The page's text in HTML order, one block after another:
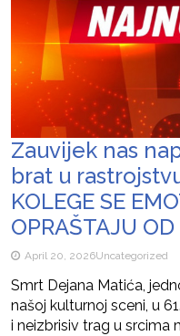
Zauvijek nas
brat u
KOLEGE SE
OPRAŠTAJU OD
April 20, 2026Uncategorized
Smrt Dejana Matića,
našoj kulturnoj sceni, u
i neizbrisiv trag u srcima